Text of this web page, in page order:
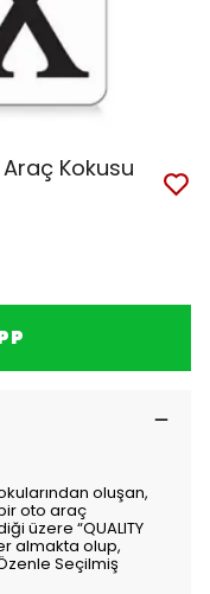
Kokusu
oluşan,
oto araç
üzere “QUALITY
almakta olup,
(Özenle Seçilmiş